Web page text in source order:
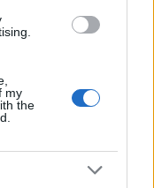
my
the